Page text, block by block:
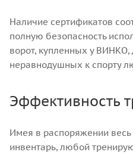
Наличие сертификатов
полную безопасность
ворот, купленных у ВИНКО,
неравнодушных к спорту
Эффективность
Имея в распоряжении
инвентарь, любой